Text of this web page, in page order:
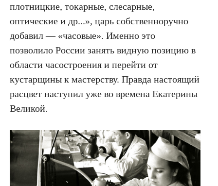
плотницкие, токарные, слесарные,
оптические и др...», царь собственноручно
добавил — «часовые». Именно это
позволило России занять видную позицию в
области часостроения и перейти от
кустарщины к мастерству. Правда настоящий
расцвет наступил уже во времена Екатерины
Великой.